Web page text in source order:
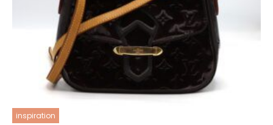
inspiration